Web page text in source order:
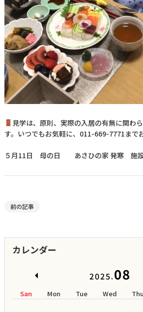
見学は、原則、実際の入居の有無に関わ
す。いつでもお気軽に、011-669-7771まで
５月11日 母の日 あさひの家 発寒 施
前の記事
カレンダー
2025.08
San Mon Tue Wed Thu